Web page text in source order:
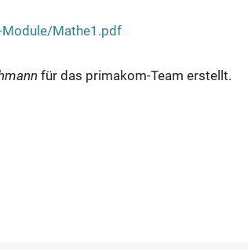
Mathe1.pdf
für das primakom-Team erstellt.